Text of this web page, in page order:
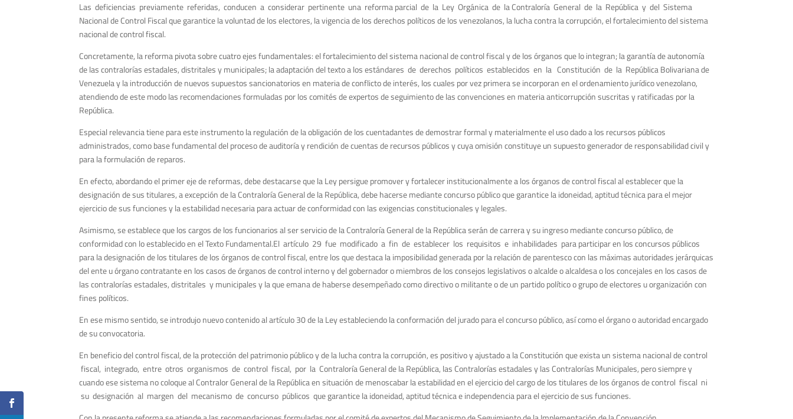
Las deficiencias previamente referidas, conducen a considerar pertinente una reforma parcial de la Ley Orgánica de la Contraloría General de la República y del Sistema
Nacional de Control Fiscal que garantice la voluntad de los electores, la vigencia de los derechos políticos de los venezolanos, la lucha contra la corrupción, el fortalecimiento del sistema
nacional de control fiscal.
Concretamente, la reforma pivota sobre cuatro ejes fundamentales: el fortalecimiento del sistema nacional de control fiscal y de los órganos que lo integran; la garantía de autonomía
de las contralorías estadales, distritales y municipales; la adaptación del texto a los estándares de derechos políticos establecidos en la Constitución de la República Bolivariana de
Venezuela y la introducción de nuevos supuestos sancionatorios en materia de conflicto de interés, los cuales por vez primera se incorporan en el ordenamiento jurídico venezolano,
atendiendo de este modo las recomendaciones formuladas por los comités de expertos de seguimiento de las convenciones en materia anticorrupción suscritas y ratificadas por la
República.
Especial relevancia tiene para este instrumento la regulación de la obligación de los cuentadantes de demostrar formal y materialmente el uso dado a los recursos públicos
administrados, como base fundamental del proceso de auditoría y rendición de cuentas de recursos públicos y cuya omisión constituye un supuesto generador de responsabilidad civil y
para la formulación de reparos.
En efecto, abordando el primer eje de reformas, debe destacarse que la Ley persigue promover y fortalecer institucionalmente a los órganos de control fiscal al establecer que la
designación de sus titulares, a excepción de la Contraloría General de la República, debe hacerse mediante concurso público que garantice la idoneidad, aptitud técnica para el mejor
ejercicio de sus funciones y la estabilidad necesaria para actuar de conformidad con las exigencias constitucionales y legales.
Asimismo, se establece que los cargos de los funcionarios al ser servicio de la Contraloría General de la República serán de carrera y su ingreso mediante concurso público, de
conformidad con lo establecido en el Texto Fundamental.El artículo 29 fue modificado a fin de establecer los requisitos e inhabilidades para participar en los concursos públicos
para la designación de los titulares de los órganos de control fiscal, entre los que destaca la imposibilidad generada por la relación de parentesco con las máximas autoridades jerárquicas
del ente u órgano contratante en los casos de órganos de control interno y del gobernador o miembros de los consejos legislativos o alcalde o alcaldesa o los concejales en los casos de
las contralorías estadales, distritales y municipales y la que emana de haberse desempeñado como directivo o militante o de un partido político o grupo de electores u organización con
fines políticos.
En ese mismo sentido, se introdujo nuevo contenido al artículo 30 de la Ley estableciendo la conformación del jurado para el concurso público, así como el órgano o autoridad encargado
de su convocatoria.
En beneficio del control fiscal, de la protección del patrimonio público y de la lucha contra la corrupción, es positivo y ajustado a la Constitución que exista un sistema nacional de control
fiscal, integrado, entre otros organismos de control fiscal, por la Contraloría General de la República, las Contralorías estadales y las Contralorías Municipales, pero siempre y
cuando ese sistema no coloque al Contralor General de la República en situación de menoscabar la estabilidad en el ejercicio del cargo de los titulares de los órganos de control fiscal ni
su designación al margen del mecanismo de concurso públicos que garantice la idoneidad, aptitud técnica e independencia para el ejercicio de sus funciones.